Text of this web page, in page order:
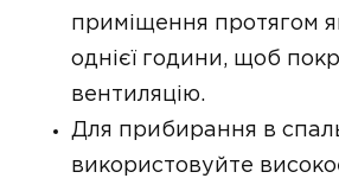
приміщення протягом
однієї години, щоб
вентиляцію.
Для прибирання в
використовуйте